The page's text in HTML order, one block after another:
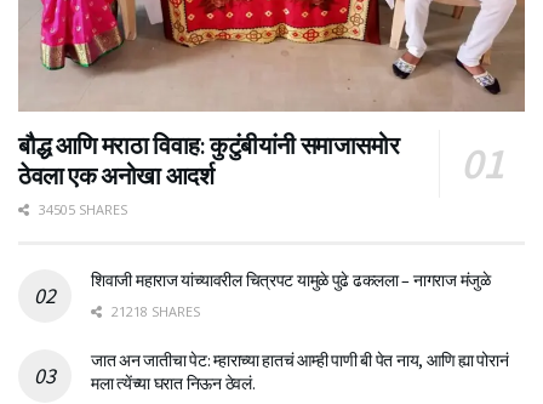
बौद्ध आणि मराठा विवाह: कुटुंबीयांनी समाजासमोर
ठेवला एक अनोखा आदर्श
34505 SHARES
शिवाजी महाराज यांच्यावरील चित्रपट यामुळे पुढे ढकलला – नागराज मंजुळे
21218 SHARES
जात अन जातीचा पेट: म्हाराच्या हातचं आम्ही पाणी बी पेत नाय, आणि ह्या पोरानं
मला त्येंच्या घरात निऊन ठेवलं.